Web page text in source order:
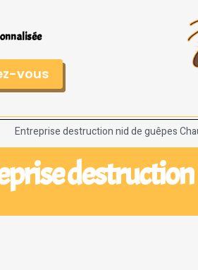
vous
Entreprise destruction nid de guêpes